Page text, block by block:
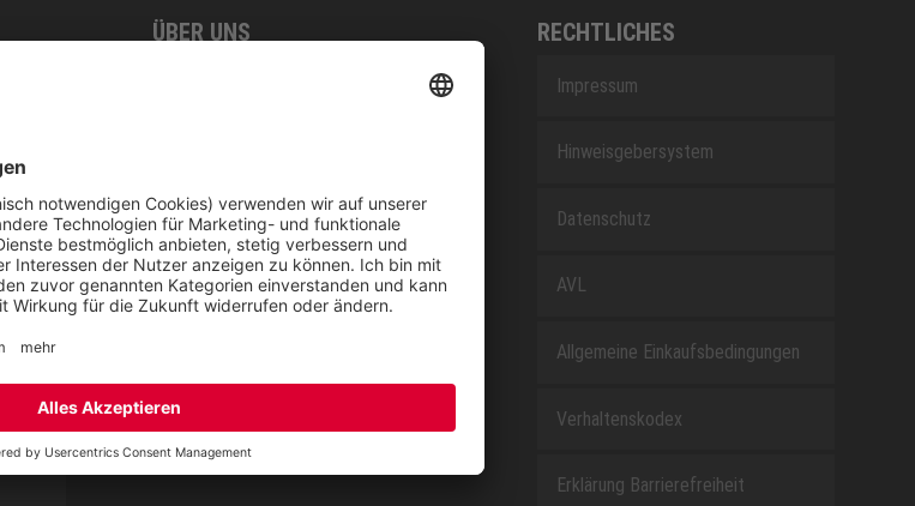
ÜBER UNS
Umsetzungsplan gemäß EnEfG
Jobs bei ELTEN
RECHTLICHES
Impressum
Hinweisgebersystem
Datenschutz
AVL
Allgemeine Einkaufsbedingungen
Verhaltenskodex
Erklärung Barrierefreiheit